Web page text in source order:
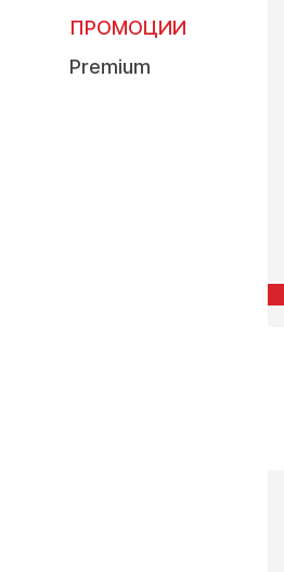
ПРОМОЦИИ
Premium